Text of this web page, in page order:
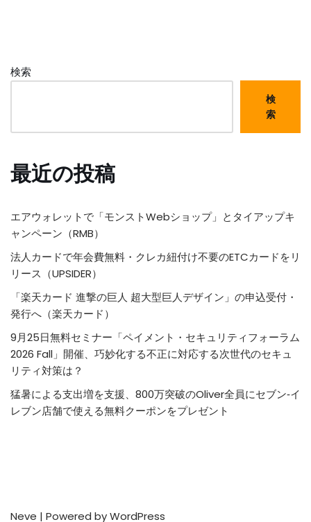
検索
検
索
最近の投稿
エアウォレットで「モンストWebショップ」とタイアップキ
ャンペーン（RMB）
法人カードで年会費無料・クレカ紐付け不要のETCカードをリ
リース（UPSIDER）
「楽天カード 進撃の巨人 超大型巨人デザイン」の申込受付・
発行へ（楽天カード）
9月25日無料セミナー「ペイメント・セキュリティフォーラム
2026 Fall」開催、巧妙化する不正に対応する次世代のセキュ
リティ対策は？
猛暑による支出増を支援、800万突破のOliver全員にセブン‐イ
レブン店舗で使える無料クーポンをプレゼント
Neve | Powered byWordPress